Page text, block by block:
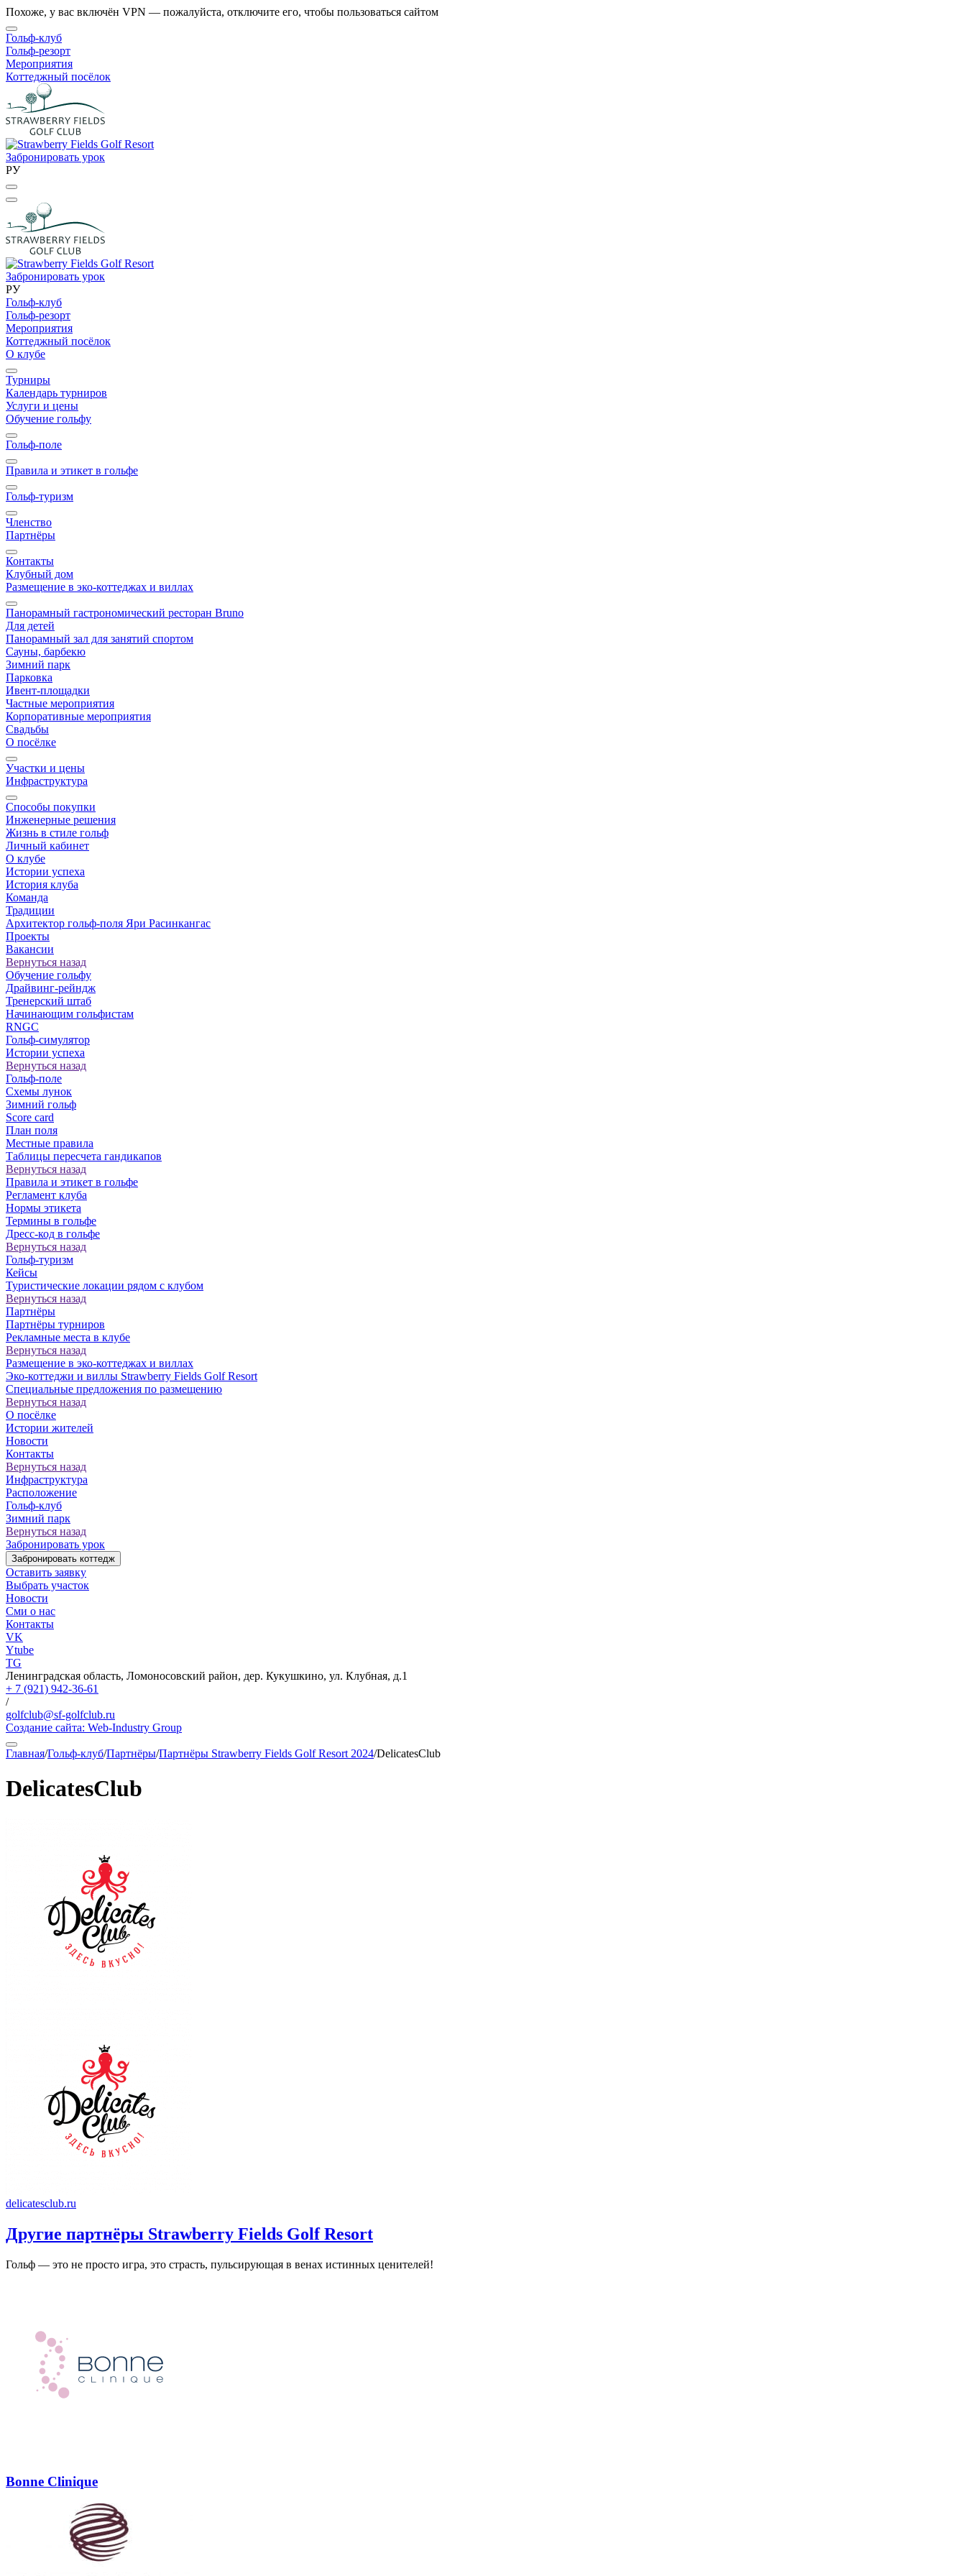
Похоже, у вас включён VPN — пожалуйста, отключите его, чтобы пользоваться сайтом
Гольф-клуб
Гольф-резорт
Мероприятия
Коттеджный посёлок
Забронировать урок
РУ
Забронировать урок
РУ
Гольф-клуб
Гольф-резорт
Мероприятия
Коттеджный посёлок
О клубе
Турниры
Календарь турниров
Услуги и цены
Обучение гольфу
Гольф-поле
Правила и этикет в гольфе
Гольф-туризм
Членство
Партнёры
Контакты
Клубный дом
Размещение в эко-коттеджах и виллах
Панорамный гастрономический ресторан Bruno
Для детей
Панорамный зал для занятий спортом
Сауны, барбекю
Зимний парк
Парковка
Ивент-площадки
Частные мероприятия
Корпоративные мероприятия
Свадьбы
О посёлке
Участки и цены
Инфраструктура
Способы покупки
Инженерные решения
Жизнь в стиле гольф
Личный кабинет
О клубе
Истории успеха
История клуба
Команда
Традиции
Архитектор гольф-поля Яри Расинкангас
Проекты
Вакансии
Вернуться назад
Обучение гольфу
Драйвинг-рейндж
Тренерский штаб
Начинающим гольфистам
RNGC
Гольф-симулятор
Истории успеха
Вернуться назад
Гольф-поле
Схемы лунок
Зимний гольф
Score card
План поля
Местные правила
Таблицы пересчета гандикапов
Вернуться назад
Правила и этикет в гольфе
Регламент клуба
Нормы этикета
Термины в гольфе
Дресс-код в гольфе
Вернуться назад
Гольф-туризм
Кейсы
Туристические локации рядом с клубом
Вернуться назад
Партнёры
Партнёры турниров
Рекламные места в клубе
Вернуться назад
Размещение в эко-коттеджах и виллах
Эко-коттеджи и виллы Strawberry Fields Golf Resort
Специальные предложения по размещению
Вернуться назад
О посёлке
Истории жителей
Новости
Контакты
Вернуться назад
Инфраструктура
Расположение
Гольф-клуб
Зимний парк
Вернуться назад
Забронировать урок
Забронировать коттедж
Оставить заявку
Выбрать участок
Новости
Сми о нас
Контакты
VK
Ytube
TG
Ленинградская область, Ломоносовский район, дер. Кукушкино, ул. Клубная, д.1
+ 7 (921) 942-36-61
/
golfclub@sf-golfclub.ru
Создание сайта: Web-Industry Group
Главная/Гольф-клуб/Партнёры/Партнёры Strawberry Fields Golf Resort 2024/DelicatesClub
DelicatesClub
delicatesclub.ru
Другие партнёры Strawberry Fields Golf Resort
Гольф — это не просто игра, это страсть, пульсирующая в венах истинных ценителей!
Bonne Clinique